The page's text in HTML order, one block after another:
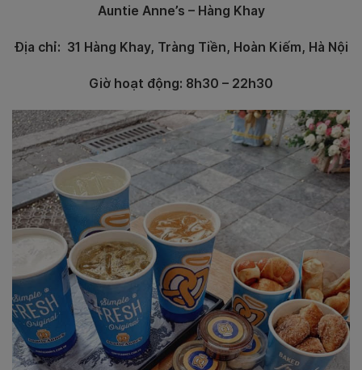
Auntie Anne’s – Hàng Khay
Địa chỉ: 31 Hàng Khay, Tràng Tiền, Hoàn Kiếm, Hà Nội
Giờ hoạt động: 8h30 – 22h30